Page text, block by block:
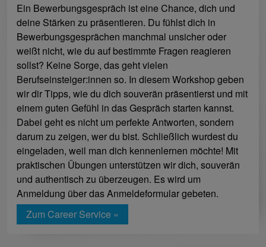
Ein Bewerbungsgespräch ist eine Chance, dich und
deine Stärken zu präsentieren. Du fühlst dich in
Bewerbungsgesprächen manchmal unsicher oder
weißt nicht, wie du auf bestimmte Fragen reagieren
sollst? Keine Sorge, das geht vielen
Berufseinsteiger:innen so. In diesem Workshop geben
wir dir Tipps, wie du dich souverän präsentierst und mit
einem guten Gefühl in das Gespräch starten kannst.
Dabei geht es nicht um perfekte Antworten, sondern
darum zu zeigen, wer du bist. Schließlich wurdest du
eingeladen, weil man dich kennenlernen möchte! Mit
praktischen Übungen unterstützen wir dich, souverän
und authentisch zu überzeugen. Es wird um
Anmeldung über das Anmeldeformular gebeten.
Zum Career Service »